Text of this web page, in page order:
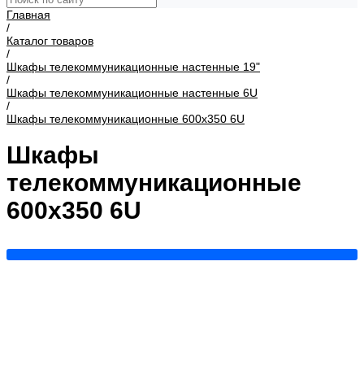
Главная
/
Каталог товаров
/
Шкафы телекоммуникационные настенные 19"
/
Шкафы телекоммуникационные настенные 6U
/
Шкафы телекоммуникационные 600х350 6U
Шкафы
телекоммуникационные
600х350 6U